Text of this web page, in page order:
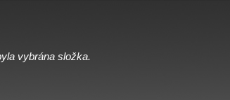
vybrána složka.